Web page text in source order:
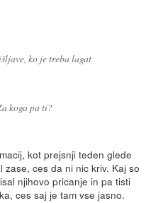
ko je treba lagat
koga pa ti?
kot prejsnji teden glede
ces da ni nic kriv. Kaj so
njihovo pricanje in pa tisti
ces saj je tam vse jasno.